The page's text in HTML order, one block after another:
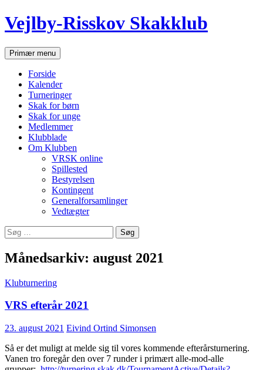
Hop
til
Vejlby-Risskov Skakklub
SøgPrimær menu
Forside
Kalender
Turneringer
Skak for børn
Skak for unge
Medlemmer
Klubblade
Om Klubben
VRSK online
Spillested
Bestyrelsen
Kontingent
Generalforsamlinger
Vedtægter
Søg
efter:
Månedsarkiv: august 2021
Klubturnering
VRS efterår 2021
23. august 2021 Eivind Ortind Simonsen
Så er det muligt at melde sig til vores kommende efterårsturnering.
Vanen tro foregår den over 7 runder i primært alle-mod-alle